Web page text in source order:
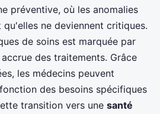
préventive, où les anomalies
ne deviennent critiques.
de soins est marquée par
des traitements. Grâce
les médecins peuvent
des besoins spécifiques
transition vers une santé